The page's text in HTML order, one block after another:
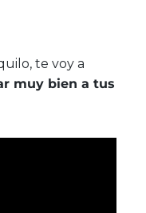
te voy a
muy bien a tus